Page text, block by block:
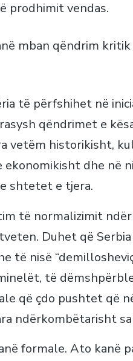
prodhimit vendas.
mban qëndrim
të përfshihet në
qëndrimet e
vetëm historikisht,
dhe në
shtetet e tjera.
të normalizimit
Duhet që
të nisë
të
që çdo pushtet që
ndërkombëtarisht
formale. Ato kanë